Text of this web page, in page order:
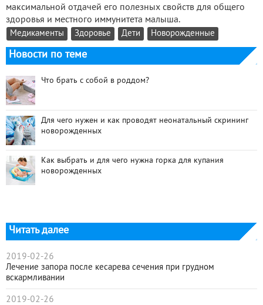
максимальной отдачей его полезных свойств для общего
здоровья и местного иммунитета малыша.
Медикаменты Здоровье Дети Новорожденные
Новости по теме
Что брать с собой в роддом?
Для чего нужен и как проводят неонатальный скрининг
новорожденных
Как выбрать и для чего нужна горка для купания
новорожденных
Читать далее
2019-02-26
Лечение запора после кесарева сечения при грудном
вскармливании
2019-02-26